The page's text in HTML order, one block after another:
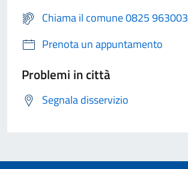
Chiama il comune 0825 963003
Prenota un appuntamento
Problemi in città
Segnala disservizio